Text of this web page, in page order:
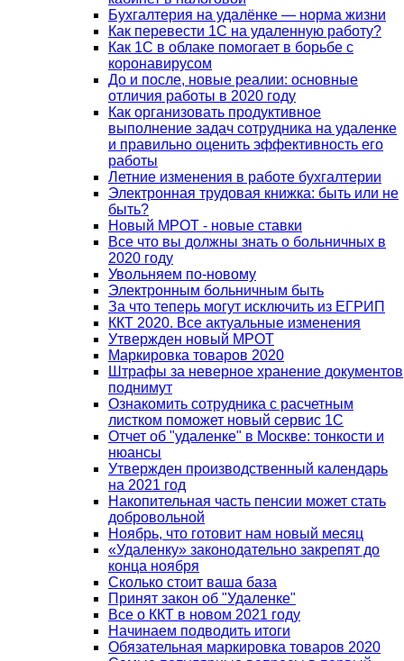
Бухгалтерия на удалёнке — норма жизни
Как перевести 1С на удаленную работу?
Как 1С в облаке помогает в борьбе с
коронавирусом
До и после, новые реалии: основные
отличия работы в 2020 году
Как организовать продуктивное
выполнение задач сотрудника на удаленке
и правильно оценить эффективность его
работы
Летние изменения в работе бухгалтерии
Электронная трудовая книжка: быть или не
быть?
Новый МРОТ - новые ставки
Все что вы должны знать о больничных в
2020 году
Увольняем по-новому
Электронным больничным быть
За что теперь могут исключить из ЕГРИП
ККТ 2020. Все актуальные изменения
Утвержден новый МРОТ
Маркировка товаров 2020
Штрафы за неверное хранение документов
поднимут
Ознакомить сотрудника с расчетным
листком поможет новый сервис 1С
Отчет об "удаленке" в Москве: тонкости и
нюансы
Утвержден производственный календарь
на 2021 год
Накопительная часть пенсии может стать
добровольной
Ноябрь, что готовит нам новый месяц
«Удаленку» законодательно закрепят до
конца ноября
Сколько стоит ваша база
Принят закон об "Удаленке"
Все о ККТ в новом 2021 году
Начинаем подводить итоги
Обязательная маркировка товаров 2020